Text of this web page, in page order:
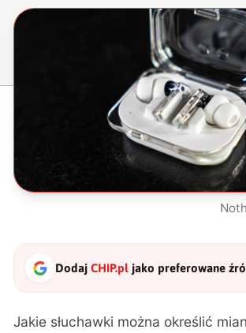
DodajCHIP.pl jako preferowane
Jakie słuchawki można określić